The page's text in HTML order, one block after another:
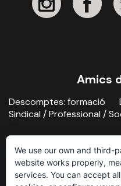
Amics
Descomptes: formació
Sindical / Professional /
We use our own and third-
website works properly,
services. You can accept